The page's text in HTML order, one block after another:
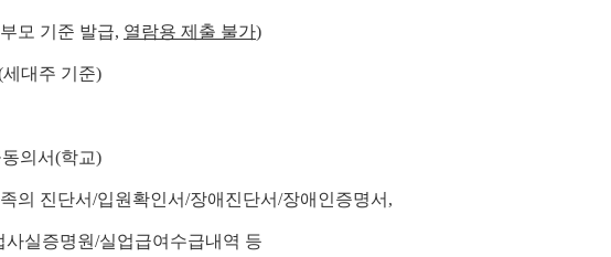
모 기준 발급, 열람용 제출 불가)
대주 기준)
의서(학교)
의 진단서/입원확인서/장애진단서/장애인증명서,
명원/실업급여수급내역 등